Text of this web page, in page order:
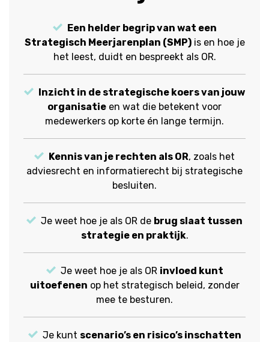
Een helder begrip van wat een
Strategisch Meerjarenplan (SMP)is en hoe je
het leest, duidt en bespreekt als OR.
Inzicht in de strategische koers van jouw
organisatie en wat die betekent voor
medewerkers op korte én lange termijn.
Kennis van je rechten als OR, zoals het
adviesrecht en informatierecht bij strategische
besluiten.
Je weet hoe je als OR de brug slaat tussen
strategie en praktijk.
Je weet hoe je als OR invloed kunt
uitoefenen op het strategisch beleid, zonder
mee te besturen.
Je kunt scenario’s en risico’s inschatten